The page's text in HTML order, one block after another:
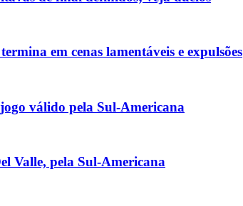
em cenas lamentáveis e expulsões
válido pela Sul-Americana
Valle, pela Sul-Americana